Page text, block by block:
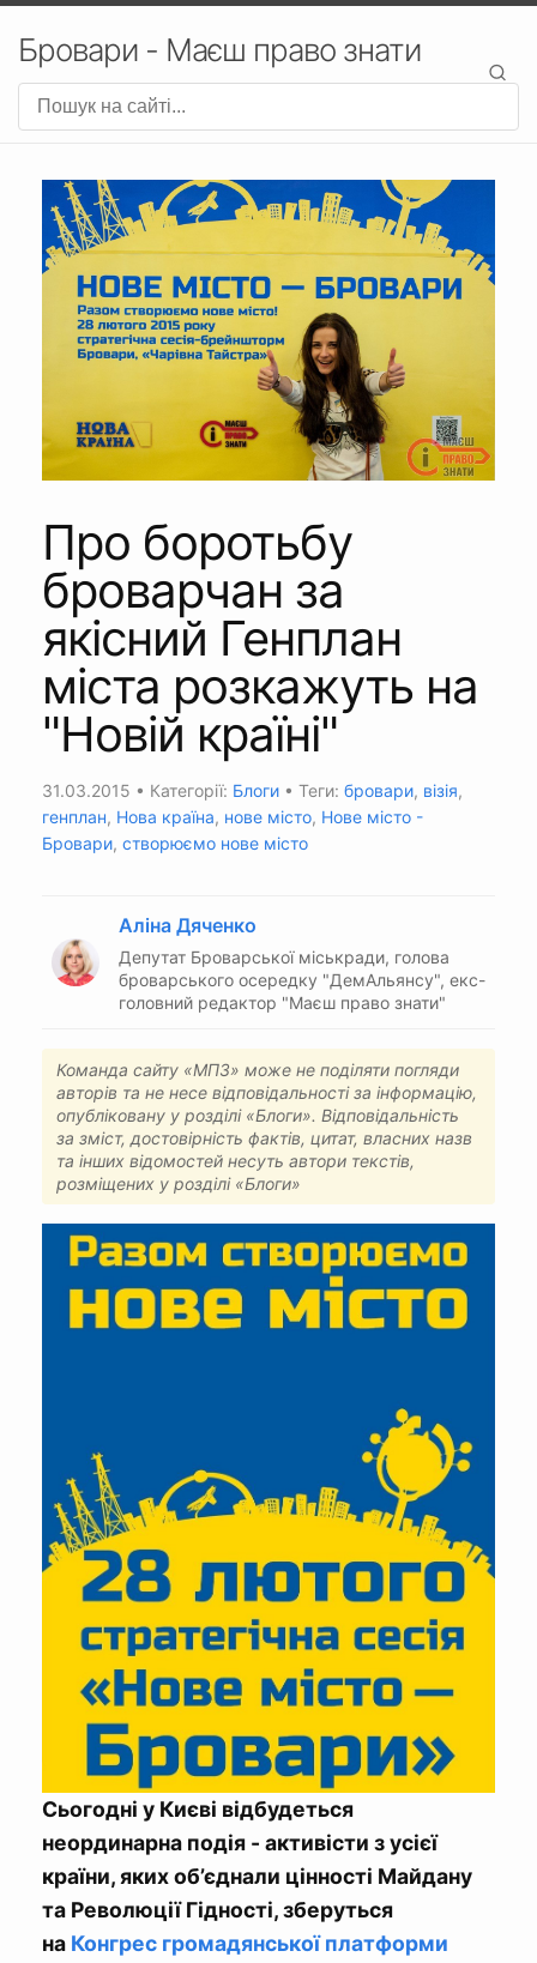
Бровари - Маєш право знати
Про боротьбу
броварчан за
якісний Генплан
міста розкажуть на
"Новій країні"
31.03.2015 • Категорії: Блоги • Теги: бровари, візія,
генплан, Нова країна, нове місто, Нове місто -
Бровари, створюємо нове місто
Аліна Дяченко
Депутат Броварської міськради, голова
броварського осередку "ДемАльянсу", екс-
головний редактор "Маєш право знати"
Команда сайту «МПЗ» може не поділяти погляди
авторів та не несе відповідальності за інформацію,
опубліковану у розділі «Блоги». Відповідальність
за зміст, достовірність фактів, цитат, власних назв
та інших відомостей несуть автори текстів,
розміщених у розділі «Блоги»
Сьогодні у Києві відбудеться
неординарна подія - активісти з усієї
країни, яких об’єднали цінності Майдану
та Революції Гідності, зберуться
на Конгрес громадянської платформи